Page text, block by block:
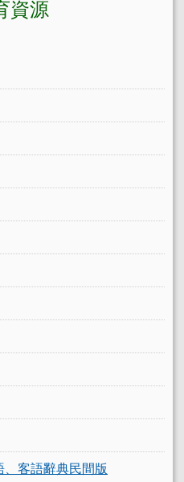
客語辭典民間版